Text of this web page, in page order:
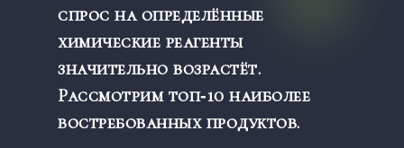
спрос на определённые
химические реагенты
значительно возрастёт.
Рассмотрим топ‑10 наиболее
востребованных продуктов.